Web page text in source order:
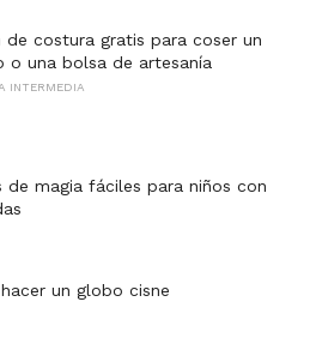
de costura gratis para coser un
o una bolsa de artesanía
INTERMEDIA
de magia fáciles para niños con
un globo cisne